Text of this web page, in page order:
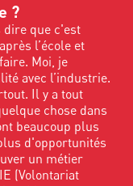
?
dire que c'est
l’école et
Moi, je
avec l’industrie.
Il y a tout
chose dans
beaucoup plus
d'opportunités
un métier
(Volontariat